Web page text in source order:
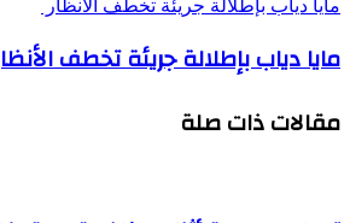
مايا دياب بإطلالة جريئة تخطف الأنظار
مايا دياب بإطلالة جريئة تخطف
مقالات ذات صلة